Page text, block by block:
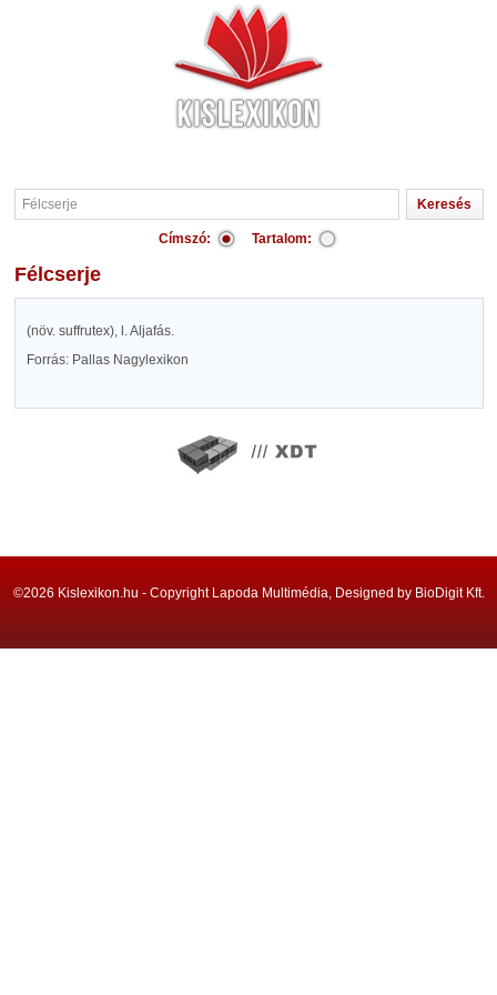
Címszó: Tartalom:
Félcserje
(növ. suffrutex), l. Aljafás.
Forrás: Pallas Nagylexikon
©2026 Kislexikon.hu - Copyright Lapoda Multimédia, Designed by BioDigit Kft.